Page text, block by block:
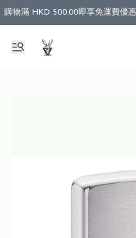
購物滿 HKD 500.00即享免運費優